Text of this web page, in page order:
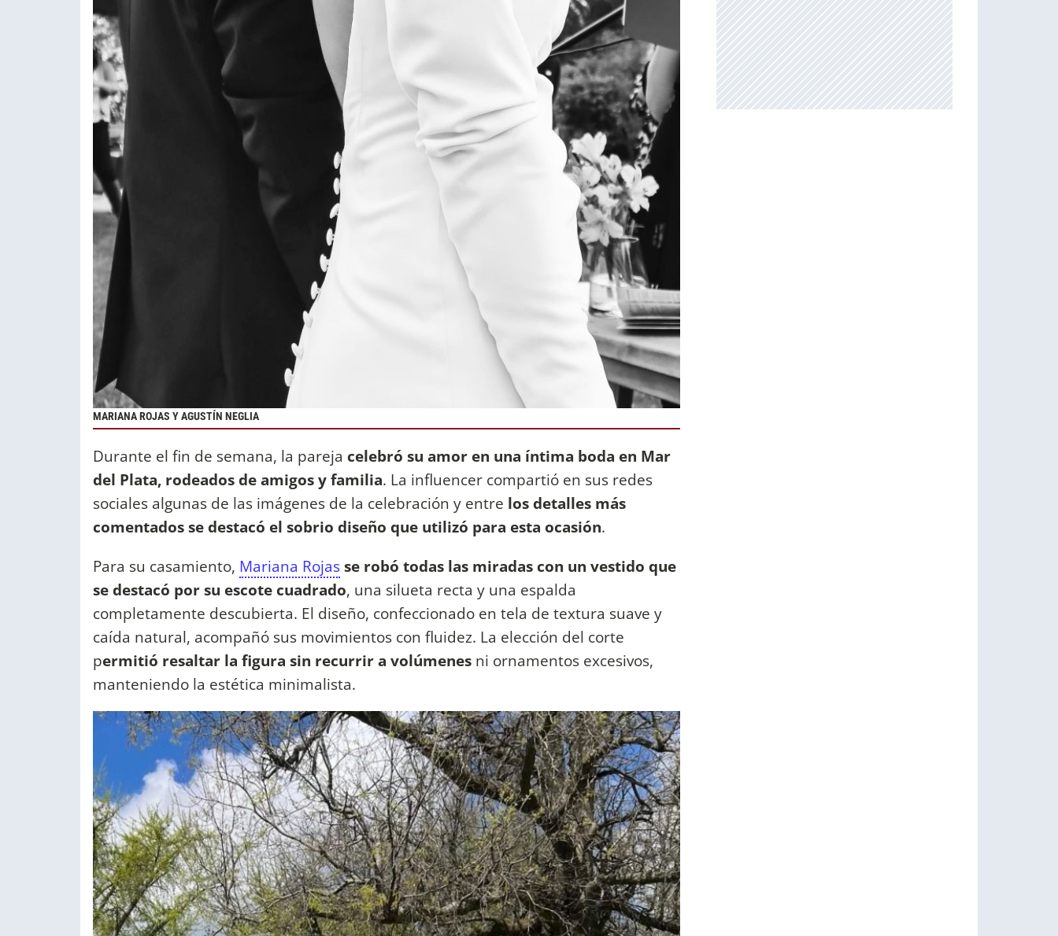
MARIANA ROJAS Y AGUSTÍN NEGLIA
Durante el fin de semana, la pareja celebró su amor en una íntima boda en Mar
del Plata, rodeados de amigos y familia. La influencer compartió en sus redes
sociales algunas de las imágenes de la celebración y entre los detalles más
comentados se destacó el sobrio diseño que utilizó para esta ocasión.
Para su casamiento, Mariana Rojasse robó todas las miradas con un vestido que
se destacó por su escote cuadrado, una silueta recta y una espalda
completamente descubierta. El diseño, confeccionado en tela de textura suave y
caída natural, acompañó sus movimientos con fluidez. La elección del corte
permitió resaltar la figura sin recurrir a volúmenes ni ornamentos excesivos,
manteniendo la estética minimalista.